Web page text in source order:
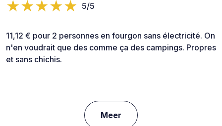
5/5
11,12 € pour 2 personnes en fourgon sans électricité. On
n'en voudrait que des comme ça des campings. Propres
et sans chichis.
Meer